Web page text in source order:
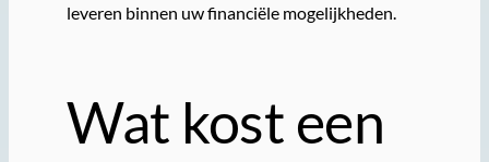
leveren binnen uw financiële mogelijkheden.
Wat kost een